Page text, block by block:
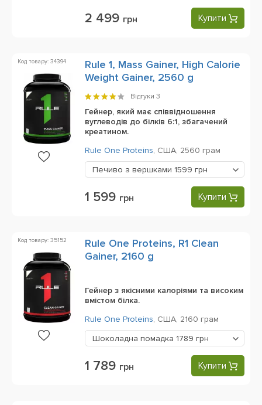
2 499 грн Купити
Код товару: 34394
Rule 1, Mass Gainer, High Calorie
Weight Gainer, 2560 g
Відгуки 3
Гейнер, який має співвідношення
вуглеводів до білків 6:1, збагачений
креатином.
Rule One Proteins, США, 2560 грам
Печиво з вершками 1599 грн
1 599 грн Купити
Код товару: 35152
Rule One Proteins, R1 Clean
Gainer, 2160 g
Гейнер з якісними калоріями та високим
вмістом білка.
Rule One Proteins, США, 2160 грам
Шоколадна помадка 1789 грн
1 789 грн Купити